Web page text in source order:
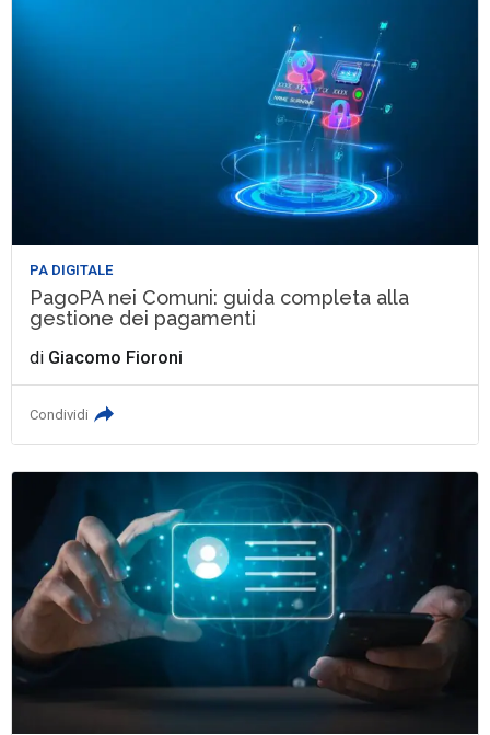
PA DIGITALE
PagoPA nei Comuni: guida completa alla
gestione dei pagamenti
di Giacomo Fioroni
Condividi